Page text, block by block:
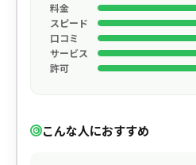
料金
スピード
口コミ
サービス
許可
こんな人におすすめ